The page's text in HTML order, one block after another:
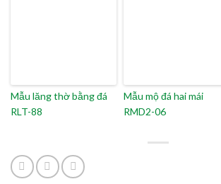
Mẫu lăng thờ bằng đá
RLT-88
Mẫu mộ đá hai mái
RMD2-06